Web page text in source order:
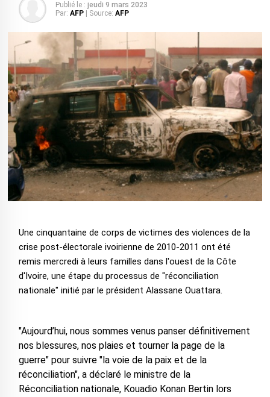
Publié le : jeudi 9 mars 2023
Par: AFP | Source: AFP
Une cinquantaine de corps de victimes des violences de la
crise post-électorale ivoirienne de 2010-2011 ont été
remis mercredi à leurs familles dans l'ouest de la Côte
d'Ivoire, une étape du processus de "réconciliation
nationale" initié par le président Alassane Ouattara.
"Aujourd’hui, nous sommes venus panser définitivement
nos blessures, nos plaies et tourner la page de la
guerre" pour suivre "la voie de la paix et de la
réconciliation", a déclaré le ministre de la
Réconciliation nationale, Kouadio Konan Bertin lors